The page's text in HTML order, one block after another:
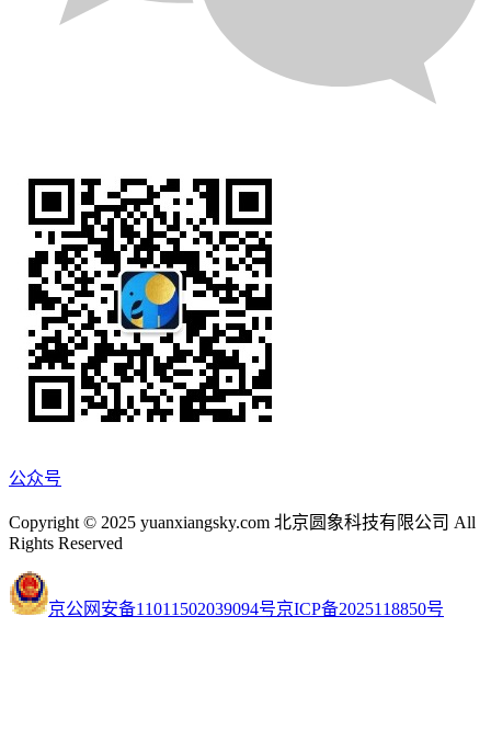
公众号
Copyright © 2025 yuanxiangsky.com 北京圆象科技有限公司 All
Rights Reserved
京公网安备11011502039094号京ICP备2025118850号